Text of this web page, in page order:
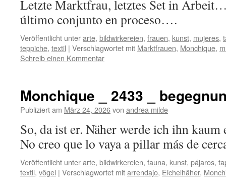
Letzte Marktfrau, letztes Set in
último conjunto en
Veröffentlicht unterarte, bildwirkereien, frauen, kunst, mujeres,
teppiche, textil | Verschlagwortet mit Marktfrauen, Monchique,
Schreib einen Kommentar
Monchique _ 2433 _
Publiziert am März 24, 2026von andrea milde
So, da ist er. Näher werde ich ihn
No creo que lo vaya a pillar
Veröffentlicht unterarte, bildwirkereien, fauna, kunst, pájaros,
textil, vögel | Verschlagwortet mitarrendajo, Eichelhäher,